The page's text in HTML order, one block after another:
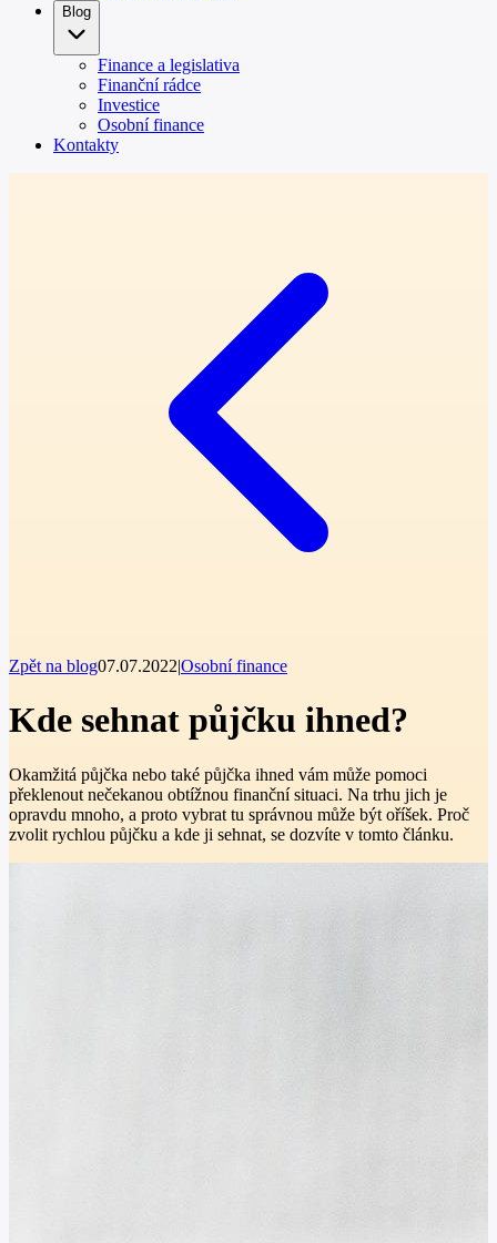
Blog
Finance a legislativa
Finanční rádce
Investice
Osobní finance
Kontakty
Zpět na blog07.07.2022|Osobní finance
Kde sehnat půjčku ihned?
Okamžitá půjčka nebo také půjčka ihned vám může pomoci
překlenout nečekanou obtížnou finanční situaci. Na trhu jich je
opravdu mnoho, a proto vybrat tu správnou může být oříšek. Proč
zvolit rychlou půjčku a kde ji sehnat, se dozvíte v tomto článku.